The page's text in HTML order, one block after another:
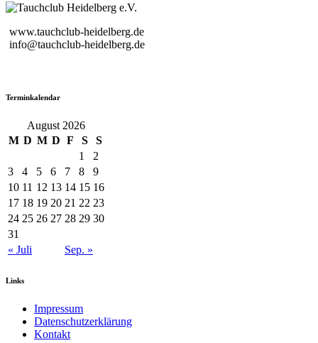
www.tauchclub-heidelberg.de
info@tauchclub-heidelberg.de
Terminkalendar
August 2026
M D M D F S
S
1
2
3
4 5 6 7 8
9
10 11 12 13 14 15 16
17 18 19 20 21 22 23
24 25 26 27 28 29 30
31
« Juli
Sep. »
Links
Impressum
Datenschutzerklärung
Kontakt